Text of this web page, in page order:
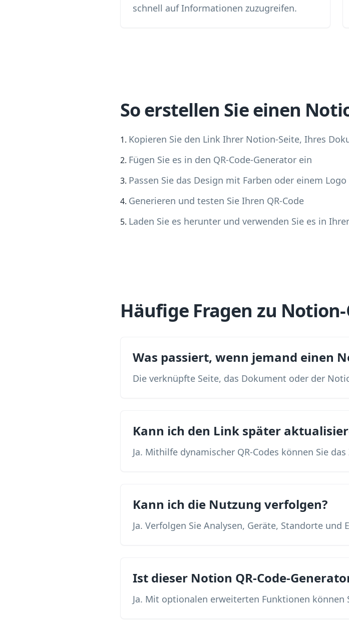
schnell auf Informationen zuzugreifen.
So erstellen Sie einen
Kopieren Sie den Link Ihrer Notion-Seite, Ihres
Fügen Sie es in den QR-Code-Generator ein
Passen Sie das Design mit Farben oder einem Logo
Generieren und testen Sie Ihren QR-Code
Laden Sie es herunter und verwenden Sie es in
Häufige Fragen zu Notion-
Was passiert, wenn jemand einen
Die verknüpfte Seite, das Dokument oder der
Kann ich den Link später
Ja. Mithilfe dynamischer QR-Codes können Sie
Kann ich die Nutzung verfolgen?
Ja. Verfolgen Sie Analysen, Geräte, Standorte und
Ist dieser Notion QR-Code-
Ja. Mit optionalen erweiterten Funktionen können